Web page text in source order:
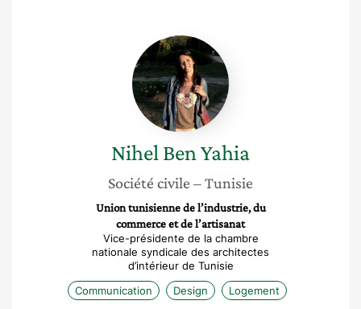
Nihel
Ben
Yahia
Nihel Ben Yahia
Société civile – Tunisie
Union tunisienne de l’industrie, du
commerce et de l’artisanat
Vice-présidente de la chambre
nationale syndicale des architectes
d’intérieur de Tunisie
Communication
Design Logement